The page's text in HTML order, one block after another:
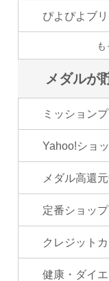
ぴよぴよブ
も
メダルが
ミッション
Yahoo!ショ
メダル高還
定番ショップ
クレジット
健康・ダイエ